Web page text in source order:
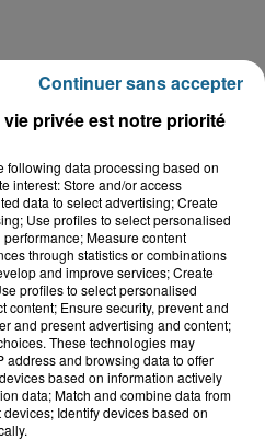
Hardelot : un
pour rendre
à Cléty : quatre
femmes en urgence...
mortellement percuté par
Josse
privée est notre priorité
following data processing based on
interest: Store and/or access
data to select advertising; Create
Use profiles to select personalised
Measure content
through statistics or combinations
and improve services; Create
profiles to select personalised
content; Ensure security, prevent and
and present advertising and content;
These technologies may
address and browsing data to offer
based on information actively
data; Match and combine data from
Identify devices based on
Continuer sans accepter